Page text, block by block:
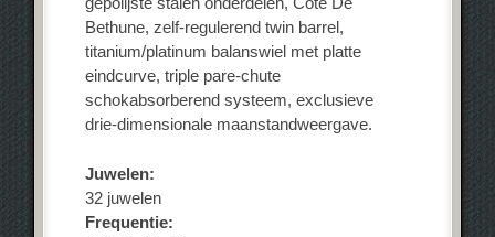
Bethune, zelf-regulerend twin barrel,
titanium/platinum balanswiel met platte
eindcurve, triple pare-chute
schokabsorberend systeem, exclusieve
drie-dimensionale maanstandweergave.
Juwelen:
32 juwelen
Frequentie: